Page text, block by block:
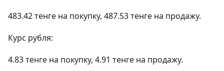
483.42 тенге на покупку, 487.53 тенге на продажу.
Курс рубля:
4.83 тенге на покупку, 4.91 тенге на продажу.